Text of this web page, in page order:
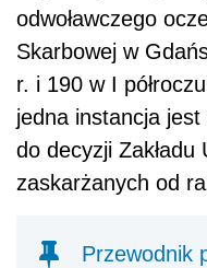
odwoławczego
Skarbowej w
r. i 190 w I
jedna instancja
do decyzji Zakładu
zaskarżanych od
Przewodnik